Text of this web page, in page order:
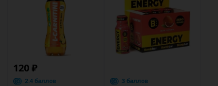
120 ₽
2.4 баллов 3 баллов